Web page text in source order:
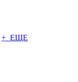
+ ЕЩЕ